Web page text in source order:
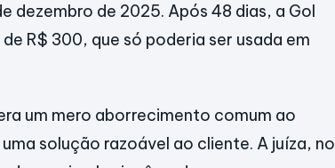
dezembro de 2025. Após 48 dias, a Gol
R$ 300, que só poderia ser usada em
um mero aborrecimento comum ao
solução razoável ao cliente. A juíza, no